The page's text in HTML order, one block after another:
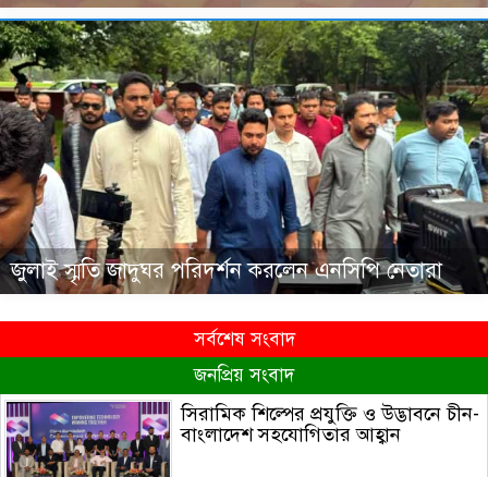
জুলাই স্মৃতি জাদুঘর পরিদর্শন করলেন এনসিপি নেতারা
সর্বশেষ সংবাদ
জনপ্রিয় সংবাদ
সিরামিক শিল্পের প্রযুক্তি ও উদ্ভাবনে চীন-
বাংলাদেশ সহযোগিতার আহ্বান